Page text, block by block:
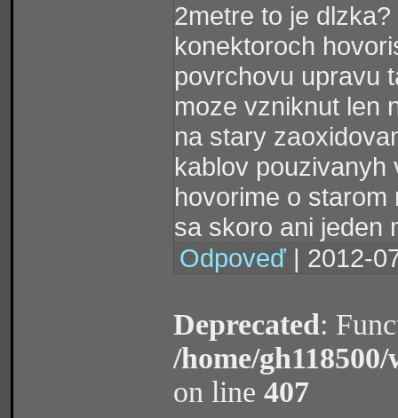
2metre to je
konektoroch
povrchovu upravu
moze vzniknut len
na stary
kablov pouzivanyh
hovorime o
sa skoro ani jeden
Odpoveď | 2012-
Deprecated:
/home/
on line 407